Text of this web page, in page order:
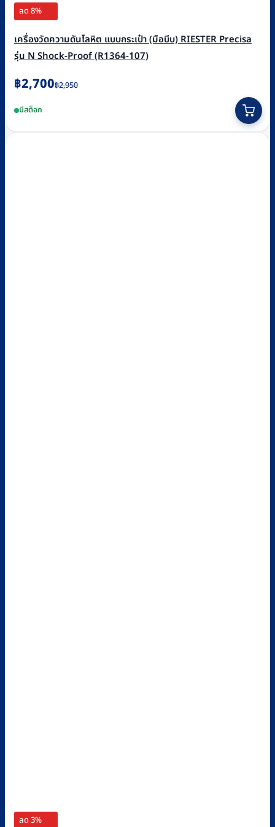
ลด 8%
เครื่องวัดความดันโลหิต แบบกระเป๋า (มือบีบ) RIESTER Precisa
รุ่น N Shock-Proof (R1364-107)
฿2,950
Original
was:
฿2,950.
฿2,700
Current
is:
฿2,700.
มีสต็อก
ลด 3%